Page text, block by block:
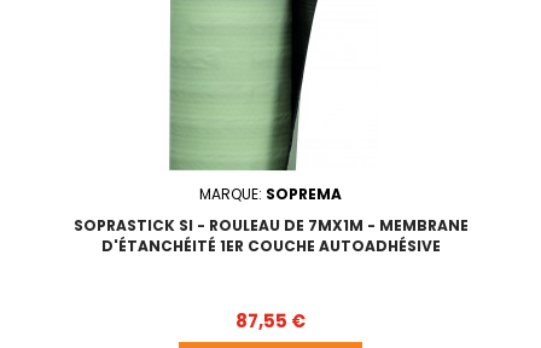
MARQUE: SOPREMA
SOPRASTICK SI - ROULEAU DE 7MX1M - MEMBRANE
D'ÉTANCHÉITÉ 1ER COUCHE AUTOADHÉSIVE
Prix
87,55 €